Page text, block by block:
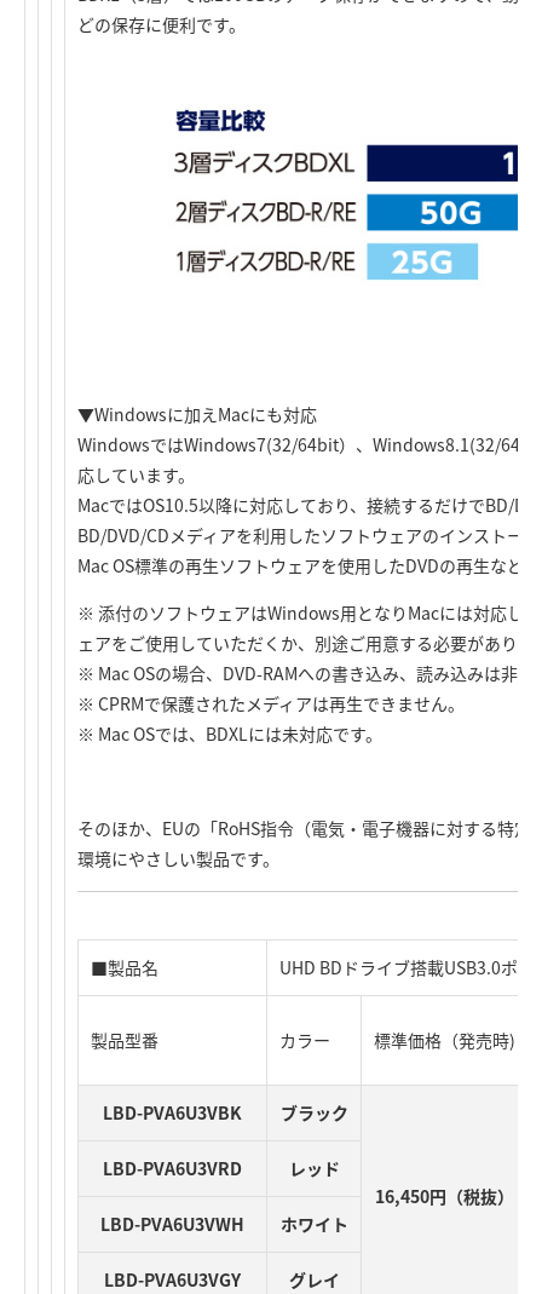
どの保存に便利です。
▼Windowsに加えMacにも対応
WindowsではWindows7(32/64bit）、Windows8.1(32/
応しています。
MacではOS10.5以降に対応しており、接続するだけでBD/
BD/DVD/CDメディアを利用したソフトウェアのインストー
Mac OS標準の再生ソフトウェアを使用したDVDの再生など
※ 添付のソフトウェアはWindows用となりMacには対応し
ェアをご使用していただくか、別途ご用意する必要がありま
※ Mac OSの場合、DVD-RAMへの書き込み、読み込みは非対
※ CPRMで保護されたメディアは再生できません。
※ Mac OSでは、BDXLには未対応です。
そのほか、EUの「RoHS指令（電気・電子機器に対する特
環境にやさしい製品です。
■製品名 UHD BDドライブ搭載USB3.0ポ
製品型番 カラー 標準価格（発売時)
LBD-PVA6U3VBK ブラック
16,450円（税抜）
LBD-PVA6U3VRD レッド
LBD-PVA6U3VWH ホワイト
LBD-PVA6U3VGY グレイ